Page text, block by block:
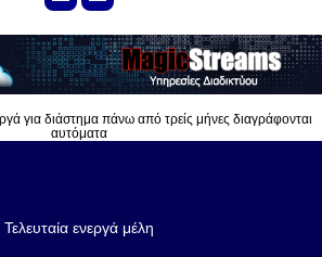
για διάστημα πάνω από τρείς μήνες διαγράφονται
αυτόματα
Τελευταία ενεργά μέλη